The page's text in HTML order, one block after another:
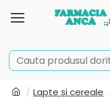
Lapte și cereale